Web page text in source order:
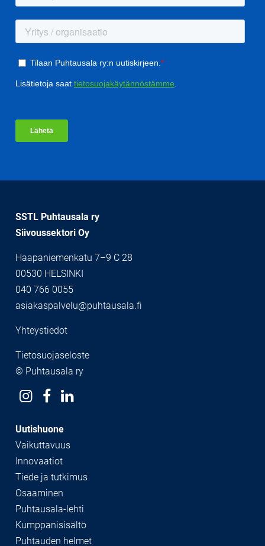
SSTL Puhtausala ry
Siivoussektori Oy
Haapaniemenkatu 7–9 C 28
00530 HELSINKI
040 766 0055
asiakaspalvelu@puhtausala.fi
Yhteystiedot
Tietosuojaseloste
© Puhtausala ry
Uutishuone
Vaikuttavuus
Innovaatiot
Tiede ja tutkimus
Osaaminen
Puhtausala-lehti
Kumppanisisältö
Puhtauden helmet